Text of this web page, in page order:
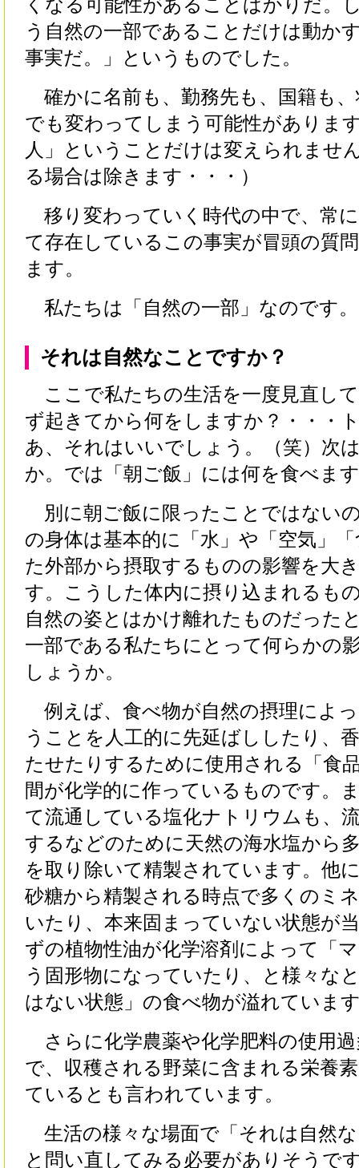
くなる可能性があることばかりだ。
う自然の一部であることだけは動か
事実だ。」というものでした。
確かに名前も、勤務先も、国籍も
でも変わってしまう可能性がありま
人」ということだけは変えられませ
る場合は除きます・・・）
移り変わっていく時代の中で、常
て存在しているこの事実が冒頭の質
ます。
私たちは「自然の一部」なのです。
それは自然なことですか？
ここで私たちの生活を一度見直し
ず起きてから何をしますか？・・・
あ、それはいいでしょう。（笑）次
か。では「朝ご飯」には何を食べま
別に朝ご飯に限ったことではない
の身体は基本的に「水」や「空気」
た外部から摂取するものの影響を大
す。こうした体内に摂り込まれるも
自然の姿とはかけ離れたものだった
一部である私たちにとって何らかの
しょうか。
例えば、食べ物が自然の摂理によ
うことを人工的に先延ばししたり、
たせたりするために使用される「食
間が化学的に作っているものです。
て流通している塩化ナトリウムも、
するなどのために天然の海水塩から
を取り除いて精製されています。他
砂糖から精製される時点で多くのミ
いたり、本来固まっていない状態が
ずの植物性油が化学溶剤によって「
う固形物になっていたり、と様々な
はない状態」の食べ物が溢れていま
さらに化学農薬や化学肥料の使用
で、収穫される野菜に含まれる栄養
ているとも言われています。
生活の様々な場面で「それは自然
と問い直してみる必要がありそうで